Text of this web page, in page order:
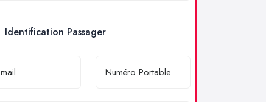
Identification Passager